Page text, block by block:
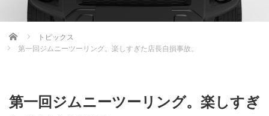
Home
トピックス
第一回ジムニーツーリング。楽しすぎた店長自損事故。
第一回ジムニーツーリング。楽しすぎ